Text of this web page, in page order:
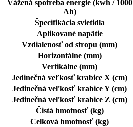
Vážená spotreba energie (kwh / 1000
Ah)
Špecifikácia svietidla
Aplikované napätie
Vzdialenosť od stropu (mm)
Horizontálne (mm)
Vertikálne (mm)
Jedinečná veľkosť krabice X (cm)
Jedinečná veľkosť krabice Y (cm)
Jedinečná veľkosť krabice Z (cm)
Čistá hmotnosť (kg)
Celková hmotnosť (kg)